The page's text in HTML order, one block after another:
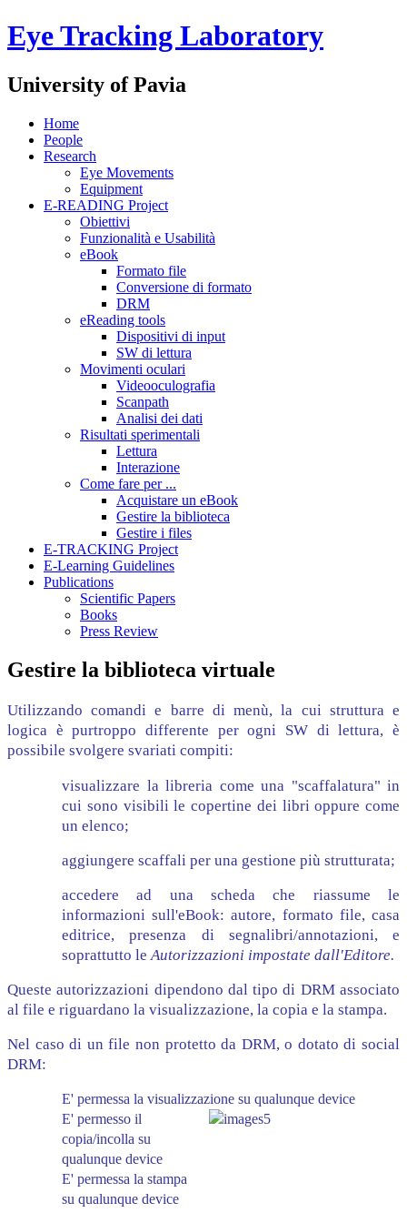
Eye Tracking Laboratory
University of Pavia
Home
People
Research
Eye Movements
Equipment
E-READING Project
Obiettivi
Funzionalità e Usabilità
eBook
Formato file
Conversione di formato
DRM
eReading tools
Dispositivi di input
SW di lettura
Movimenti oculari
Videooculografia
Scanpath
Analisi dei dati
Risultati sperimentali
Lettura
Interazione
Come fare per ...
Acquistare un eBook
Gestire la biblioteca
Gestire i files
E-TRACKING Project
E-Learning Guidelines
Publications
Scientific Papers
Books
Press Review
Gestire la biblioteca virtuale
Utilizzando comandi e barre di menù, la cui struttura e
logica è purtroppo differente per ogni SW di lettura, è
possibile svolgere svariati compiti:
visualizzare la libreria come una "scaffalatura" in
cui sono visibili le copertine dei libri oppure come
un elenco;
aggiungere scaffali per una gestione più strutturata;
accedere ad una scheda che riassume le
informazioni sull'eBook: autore, formato file, casa
editrice, presenza di segnalibri/annotazioni, e
soprattutto leAutorizzazioni impostate dall'Editore.
Queste autorizzazioni dipendono dal tipo di DRM associato
al file e riguardano la visualizzazione, la copia e la stampa.
Nel caso di un file non protetto da DRM, o dotato di social
DRM:
E' permessa la visualizzazione su qualunque device
E' permesso il
copia/incolla su
qualunque device
E' permessa la stampa
su qualunque device